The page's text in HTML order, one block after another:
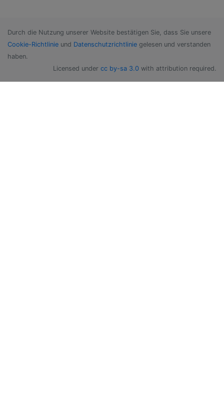
Durch die Nutzung unserer Website bestätigen Sie, dass Sie unsere
Cookie-Richtlinie und Datenschutzrichtlinie gelesen und verstanden
haben.
Licensed under cc by-sa 3.0 with attribution required.